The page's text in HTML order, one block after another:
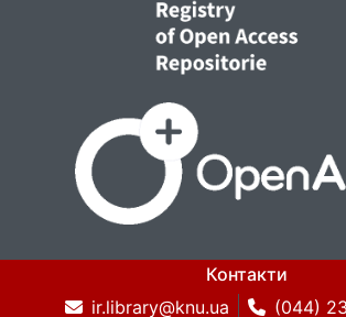
Контакти
ir.library@knu.ua
(044)